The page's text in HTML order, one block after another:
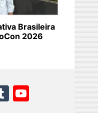
Brasileira
2026
Tumblr